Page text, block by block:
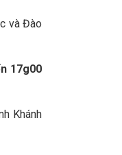
và Đào
17g00
Khánh